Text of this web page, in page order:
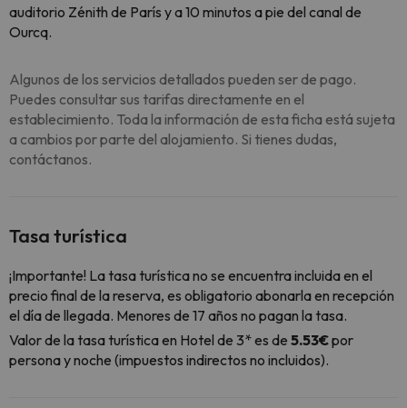
auditorio Zénith de París y a 10 minutos a pie del canal de
Ourcq.
Algunos de los servicios detallados pueden ser de pago.
Puedes consultar sus tarifas directamente en el
establecimiento. Toda la información de esta ficha está sujeta
a cambios por parte del alojamiento. Si tienes dudas,
contáctanos.
Tasa turística
¡Importante! La tasa turística no se encuentra incluida en el
precio final de la reserva, es obligatorio abonarla en recepción
el día de llegada. Menores de 17 años no pagan la tasa.
Valor de la tasa turística en Hotel de 3* es de 5.53€por
persona y noche (impuestos indirectos no incluidos).